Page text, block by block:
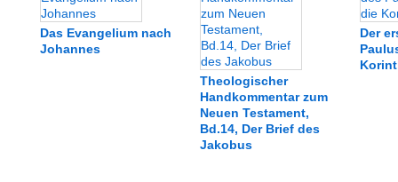
Das Evangelium nach
Johannes
Theologischer
Handkommentar zum
Neuen Testament,
Bd.14, Der Brief des
Jakobus
Der